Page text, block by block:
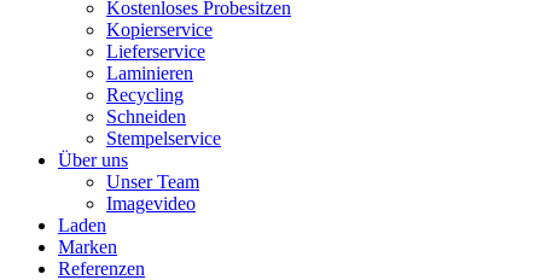
Kostenloses Probesitzen
Kopierservice
Lieferservice
Laminieren
Recycling
Schneiden
Stempelservice
Über uns
Unser Team
Imagevideo
Laden
Marken
Referenzen